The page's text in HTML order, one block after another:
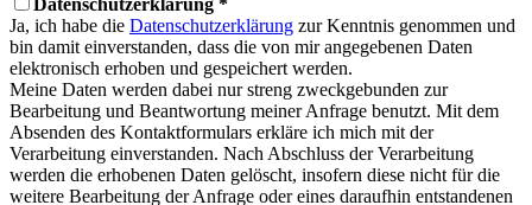
Datenschutzerklärung *
Ja, ich habe die Datenschutzerklärung zur Kenntnis genommen und
bin damit einverstanden, dass die von mir angegebenen Daten
elektronisch erhoben und gespeichert werden.
Meine Daten werden dabei nur streng zweckgebunden zur
Bearbeitung und Beantwortung meiner Anfrage benutzt. Mit dem
Absenden des Kontaktformulars erkläre ich mich mit der
Verarbeitung einverstanden. Nach Abschluss der Verarbeitung
werden die erhobenen Daten gelöscht, insofern diese nicht für die
weitere Bearbeitung der Anfrage oder eines daraufhin entstandenen